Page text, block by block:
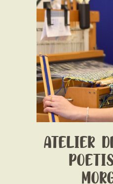
1
Time:Date et
Voir détails sur
Price:Prix
ATELIER